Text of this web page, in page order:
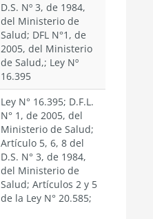
D.S. Nº 3, de 1984,
del Ministerio de
Salud; DFL N°1, de
2005, del Ministerio
de Salud,; Ley Nº
16.395
Ley N° 16.395; D.F.L.
N° 1, de 2005, del
Ministerio de Salud;
Artículo 5, 6, 8 del
D.S. N° 3, de 1984,
del Ministerio de
Salud; Artículos 2 y 5
de la Ley N° 20.585;